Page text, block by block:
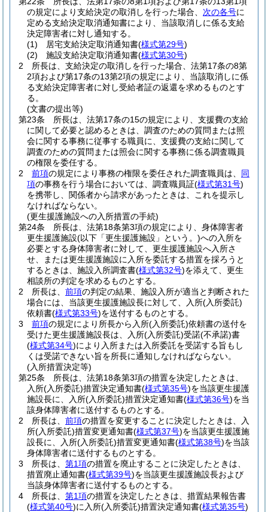
の規定により支給決定の取消しを行った場合、 次の各号に
定める支給決定取消通知書により、当該取消しに係る支給
決定障害者に対し通知する。
(1)
居宅支給決定取消通知書(様式第29号)
(2)
施設支給決定取消通知書(様式第30号)
2
所長は、支給決定の取消しを行った場合、法第17条の8第
2項および第17条の13第2項の規定により、当該取消しに係
る支給決定障害者に対し受給者証の返還を求めるものとす
る。
(文書の提出等)
第23条
所長は、法第17条の15の規定により、支援費の支給
に関して必要と認めるときは、調査のための質問または照
会に関する事務に従事する職員に、支援費の支給に関して
調査のための質問または照会に関する事務に係る調査職員
の権限を委任する。
2
前項の規定により事務の権限を委任された調査職員は、 同
項の事務を行う場合においては、調査職員証(様式第31号)
を携帯し、関係者から請求があったときは、これを提示し
なければならない。
(更生援護施設への入所措置の手続)
第24条
所長は、法第18条第3項の規定により、身体障害者
更生援護施設(以下「更生援護施設」という。)への入所を
必要とする身体障害者に対して、更生援護施設へ入所さ
せ、または更生援護施設に入所を委託する措置を採ろうと
するときは、施設入所調査書(様式第32号)を添えて、更生
相談所の判定を求めるものとする。
2
所長は、 前項の判定の結果、施設入所が適当と判断された
場合には、当該更生援護施設長に対して、入所(入所委託)
依頼書(様式第33号)を送付するものとする。
3
前項の規定により所長から入所(入所委託)依頼書の送付を
受けた更生援護施設長は、入所(入所委託)受諾(不承諾)書
(様式第34号)により入所または入所委託を受諾する旨もし
くは受諾できない旨を所長に通知しなければならない。
(入所措置決定等)
第25条
所長は、法第18条第3項の措置を決定したときは、
入所(入所委託)措置決定通知書(様式第35号)を当該更生援護
施設長に、入所(入所委託)措置決定通知書(様式第36号)を当
該身体障害者に送付するものとする。
2
所長は、 前項の措置を変更することに決定したときは、入
所(入所委託)措置変更通知書(様式第37号)を当該更生援護施
設長に、入所(入所委託)措置変更通知書(様式第38号)を当該
身体障害者に送付するものとする。
3
所長は、 第1項の措置を廃止することに決定したときは、
措置廃止通知書(様式第39号)を当該更生援護施設長および
当該身体障害者に送付するものとする。
4
所長は、 第1項の措置を決定したときは、措置結果報告書
(様式第40号)に入所(入所委託)措置決定通知書(様式第35号)